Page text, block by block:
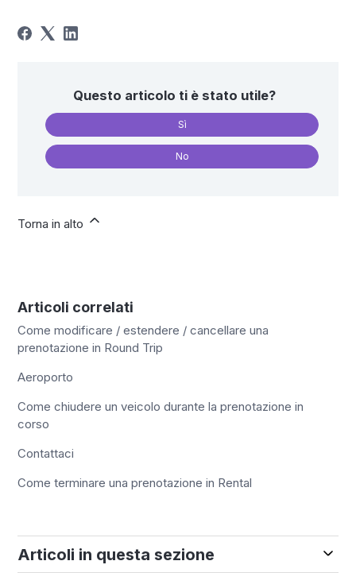
Questo articolo ti è stato utile?
Sì
No
Torna in alto
Articoli correlati
Come modificare / estendere / cancellare una
prenotazione in Round Trip
Aeroporto
Come chiudere un veicolo durante la prenotazione in
corso
Contattaci
Come terminare una prenotazione in Rental
Articoli in questa sezione